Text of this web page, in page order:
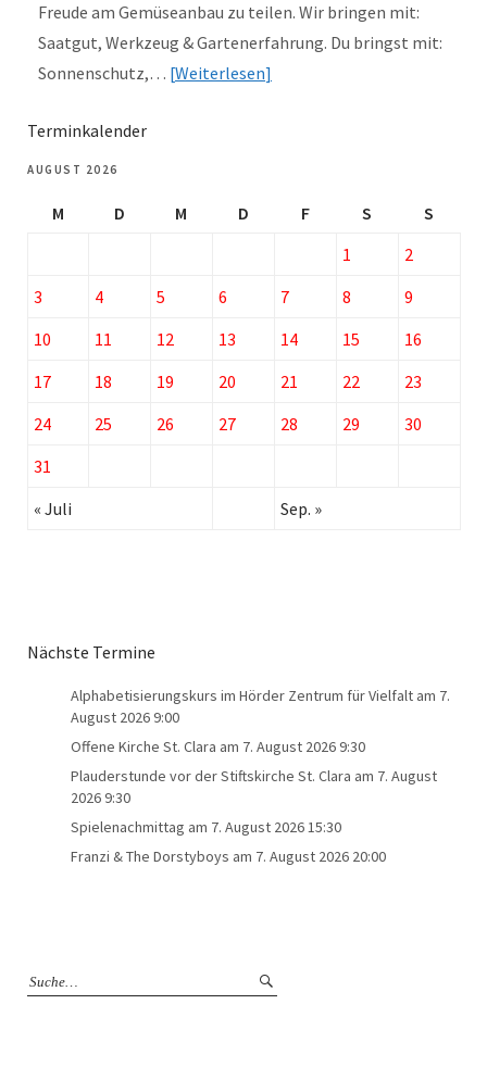
Freude am Gemüseanbau zu teilen. Wir bringen mit:
Saatgut, Werkzeug & Gartenerfahrung. Du bringst mit:
Sonnenschutz,… Weiterlesen
Terminkalender
AUGUST 2026
M D M D F S
S
1
2
3
4 5 6 7 8
9
10
11 12 13 14 15
16
17
18 19 20 21 22
23
24
25 26 27 28 29
30
31
« Juli
Sep. »
Nächste Termine
Alphabetisierungskurs im Hörder Zentrum für Vielfalt am 7.
August 2026 9:00
Offene Kirche St. Clara am 7. August 2026 9:30
Plauderstunde vor der Stiftskirche St. Clara am 7. August
2026 9:30
Spielenachmittag am 7. August 2026 15:30
Franzi & The Dorstyboys am 7. August 2026 20:00